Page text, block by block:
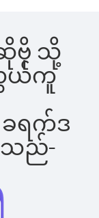
ဆိုဗို သို့
လွယ်ကူ
ခရက်ဒ
သည်-